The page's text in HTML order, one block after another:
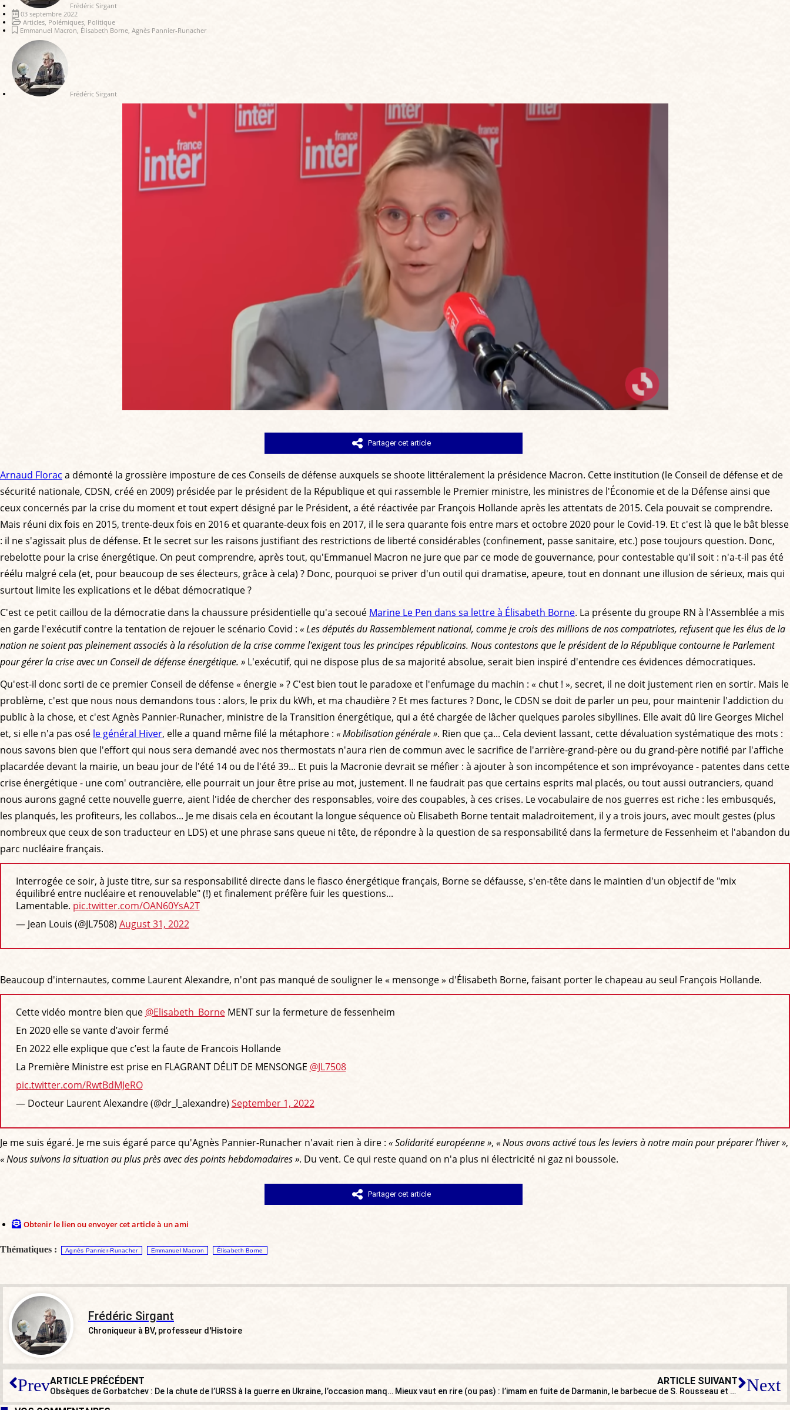
Frédéric Sirgant
03 septembre 2022
Articles Polémiques Politique
Emmanuel Macron Élisabeth Borne Agnès Pannier-Runacher
Frédéric Sirgant
Partager cet article
Arnaud Florac a démonté la grossière imposture de ces Conseils de défense auxquels se shoote littéralement la présidence Macron. Cette institution (le Conseil de défense et de
sécurité nationale, CDSN, créé en 2009) présidée par le président de la République et qui rassemble le Premier ministre, les ministres de l'Économie et de la Défense ainsi que
ceux concernés par la crise du moment et tout expert désigné par le Président, a été réactivée par François Hollande après les attentats de 2015. Cela pouvait se comprendre.
Mais réuni dix fois en 2015, trente-deux fois en 2016 et quarante-deux fois en 2017, il le sera quarante fois entre mars et octobre 2020 pour le Covid-19. Et c'est là que le bât blesse
: il ne s'agissait plus de défense. Et le secret sur les raisons justifiant des restrictions de liberté considérables (confinement, passe sanitaire, etc.) pose toujours question. Donc,
rebelotte pour la crise énergétique. On peut comprendre, après tout, qu'Emmanuel Macron ne jure que par ce mode de gouvernance, pour contestable qu'il soit : n'a-t-il pas été
réélu malgré cela (et, pour beaucoup de ses électeurs, grâce à cela) ? Donc, pourquoi se priver d'un outil qui dramatise, apeure, tout en donnant une illusion de sérieux, mais qui
surtout limite les explications et le débat démocratique ?
C'est ce petit caillou de la démocratie dans la chaussure présidentielle qu'a secoué Marine Le Pen dans sa lettre à Élisabeth Borne. La présente du groupe RN à l'Assemblée a mis
en garde l'exécutif contre la tentation de rejouer le scénario Covid : « Les députés du Rassemblement national, comme je crois des millions de nos compatriotes, refusent que les élus de la
nation ne soient pas pleinement associés à la résolution de la crise comme l'exigent tous les principes républicains. Nous contestons que le président de la République contourne le Parlement
pour gérer la crise avec un Conseil de défense énergétique. » L'exécutif, qui ne dispose plus de sa majorité absolue, serait bien inspiré d'entendre ces évidences démocratiques.
Qu'est-il donc sorti de ce premier Conseil de défense « énergie » ? C'est bien tout le paradoxe et l'enfumage du machin : « chut ! », secret, il ne doit justement rien en sortir. Mais le
problème, c'est que nous nous demandons tous : alors, le prix du kWh, et ma chaudière ? Et mes factures ? Donc, le CDSN se doit de parler un peu, pour maintenir l'addiction du
public à la chose, et c'est Agnès Pannier-Runacher, ministre de la Transition énergétique, qui a été chargée de lâcher quelques paroles sibyllines. Elle avait dû lire Georges Michel
et, si elle n'a pas osé le général Hiver, elle a quand même filé la métaphore : « Mobilisation générale ». Rien que ça... Cela devient lassant, cette dévaluation systématique des mots :
nous savons bien que l'effort qui nous sera demandé avec nos thermostats n'aura rien de commun avec le sacrifice de l'arrière-grand-père ou du grand-père notifié par l'affiche
placardée devant la mairie, un beau jour de l'été 14 ou de l'été 39... Et puis la Macronie devrait se méfier : à ajouter à son incompétence et son imprévoyance - patentes dans cette
crise énergétique - une com' outrancière, elle pourrait un jour être prise au mot, justement. Il ne faudrait pas que certains esprits mal placés, ou tout aussi outranciers, quand
nous aurons gagné cette nouvelle guerre, aient l'idée de chercher des responsables, voire des coupables, à ces crises. Le vocabulaire de nos guerres est riche : les embusqués,
les planqués, les profiteurs, les collabos... Je me disais cela en écoutant la longue séquence où Elisabeth Borne tentait maladroitement, il y a trois jours, avec moult gestes (plus
nombreux que ceux de son traducteur en LDS) et une phrase sans queue ni tête, de répondre à la question de sa responsabilité dans la fermeture de Fessenheim et l'abandon du
parc nucléaire français.
Interrogée ce soir, à juste titre, sur sa responsabilité directe dans le fiasco énergétique français, Borne se défausse, s'en-tête dans le maintien d'un objectif de "mix
équilibré entre nucléaire et renouvelable" (!) et finalement préfère fuir les questions...
Lamentable. pic.twitter.com/OAN60YsA2T
— Jean Louis (@JL7508) August 31, 2022
Beaucoup d'internautes, comme Laurent Alexandre, n'ont pas manqué de souligner le « mensonge » d'Élisabeth Borne, faisant porter le chapeau au seul François Hollande.
Cette vidéo montre bien que @Elisabeth_BorneMENT sur la fermeture de fessenheim
En 2020 elle se vante d’avoir fermé
En 2022 elle explique que c’est la faute de Francois Hollande
La Première Ministre est prise en FLAGRANT DÉLIT DE MENSONGE @JL7508
pic.twitter.com/RwtBdMJeRO
— Docteur Laurent Alexandre (@dr_l_alexandre) September 1, 2022
Je me suis égaré. Je me suis égaré parce qu'Agnès Pannier-Runacher n'avait rien à dire : « Solidarité européenne », « Nous avons activé tous les leviers à notre main pour préparer l’hiver »,
« Nous suivons la situation au plus près avec des points hebdomadaires ». Du vent. Ce qui reste quand on n'a plus ni électricité ni gaz ni boussole.
Partager cet article
Obtenir le lien ou envoyer cet article à un ami
Thématiques : Agnès Pannier-Runacher Emmanuel Macron Élisabeth Borne
Frédéric Sirgant
Chroniqueur à BV, professeur d'Histoire
PrevARTICLE PRÉCÉDENT
Obsèques de Gorbatchev : De la chute de l’URSS à la guerre en Ukraine, l’occasion manquée de l’Europe
ARTICLE SUIVANT
Mieux vaut en rire (ou pas) : l’imam en fuite de Darmanin, le barbecue de S. Rousseau et les sirènes de Mélenchon Next